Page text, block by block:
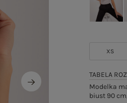
XS
TABELA
Modelka
biust 90